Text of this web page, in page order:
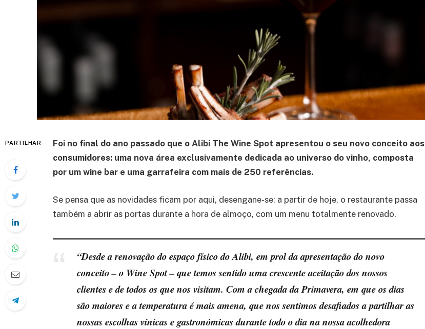
PARTILHAR
Foi no final do ano passado que o Alibi The Wine Spot apresentou o seu novo conceito aos
consumidores: uma nova área exclusivamente dedicada ao universo do vinho, composta
por um wine bar e uma garrafeira com mais de 250 referências.
Se pensa que as novidades ficam por aqui, desengane-se: a partir de hoje, o restaurante passa
também a abrir as portas durante a hora de almoço, com um menu totalmente renovado.
“Desde a renovação do espaço físico do Alibi, em prol da apresentação do novo
conceito – o Wine Spot – que temos sentido uma crescente aceitação dos nossos
clientes e de todos os que nos visitam. Com a chegada da Primavera, em que os dias
são maiores e a temperatura é mais amena, que nos sentimos desafiados a partilhar as
nossas escolhas vínicas e gastronómicas durante todo o dia na nossa acolhedora